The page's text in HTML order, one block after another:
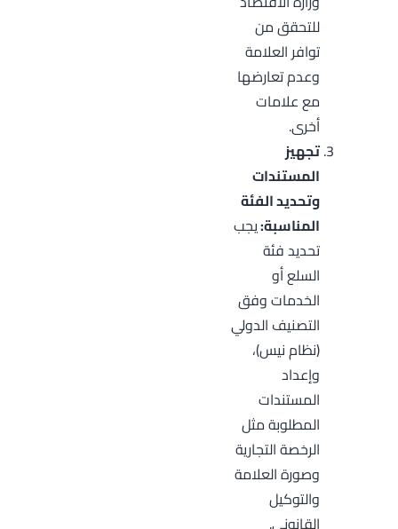
للتحقق من
توافر العلامة
وعدم تعارضها
مع علامات
أخرى.
تجهيز
المستندات
وتحديد الفئة
المناسبة:يجب
تحديد فئة
السلع أو
الخدمات وفق
التصنيف الدولي
(نظام نيس)،
وإعداد
المستندات
المطلوبة مثل
الرخصة التجارية
وصورة العلامة
والتوكيل